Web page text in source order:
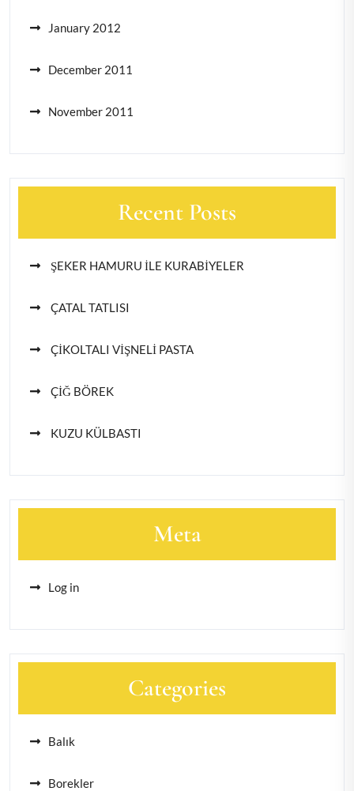
January 2012
December 2011
November 2011
Recent Posts
ŞEKER HAMURU İLE KURABİYELER
ÇATAL TATLISI
ÇİKOLTALI VİŞNELİ PASTA
ÇİĞ BÖREK
KUZU KÜLBASTI
Meta
Log in
Categories
Balık
Borekler